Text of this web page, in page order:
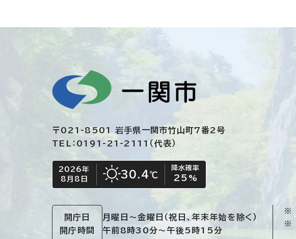
〒021-8501 岩手県一関市竹山町7番2号
TEL：0191-21-2111（代表）
今日の日付
2026年
8月8日
今日の天気
晴れ
30.4℃
降水確率
25 %
開庁日
開庁時間
月曜日～金曜日 （祝日、年末年始を除く）
午前8時30分～午後5時15分